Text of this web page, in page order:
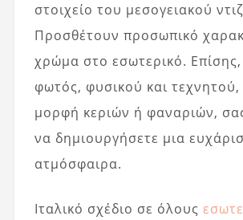
στοιχείο του μεσογειακού
Προσθέτουν προσωπικό
χρώμα στο εσωτερικό.
φωτός, φυσικού και τεχνητού,
μορφή κεριών ή φαναριών,
να δημιουργήσετε μια
ατμόσφαιρα.
Ιταλικό σχέδιο σε όλους